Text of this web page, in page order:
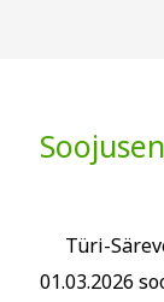
Türi-
01.03.2026